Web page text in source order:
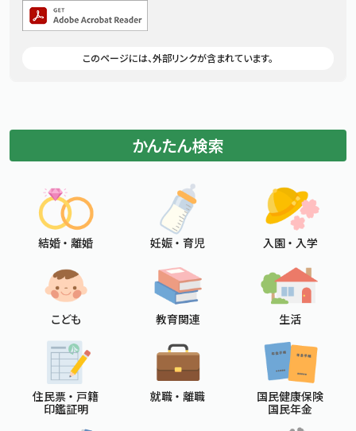
追加情報：外部リンク
このページには、外部リンクが含まれています。
かんたん検索
結婚 ・ 離婚 妊娠 ・ 育児 入園 ・ 入学
こども 教育関連 生活
住民票 ・ 戸籍
印鑑証明
就職 ・ 離職
国民健康保険
国民年金